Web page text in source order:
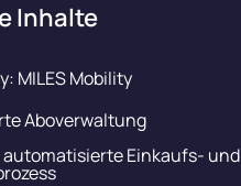
Inhalte
MILES Mobility
Aboverwaltung
automatisierte Einkaufs- und